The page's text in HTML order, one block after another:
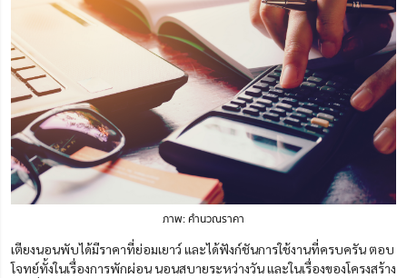
ภาพ: คำนวณราคา
เตียงนอนพับได้มีราคาที่ย่อมเยาว์ และได้ฟังก์ชันการใช้งานที่ครบครัน ตอบ
โจทย์ทั้งในเรื่องการพักผ่อน นอนสบายระหว่างวัน และในเรื่องของโครงสร้าง